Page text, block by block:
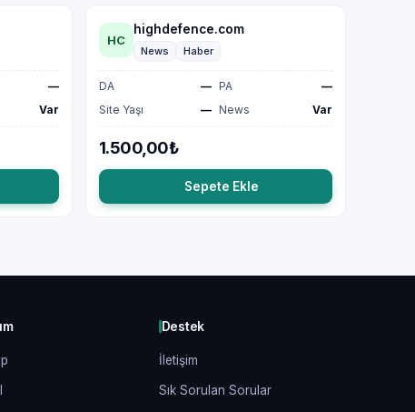
—
Var
HC
highdefence.com
News Haber
DA — PA
—
Site Yaşı
— News Var
1.500,00₺
Sepete Ekle
Destek
İletişim
Sık Sorulan Sorular